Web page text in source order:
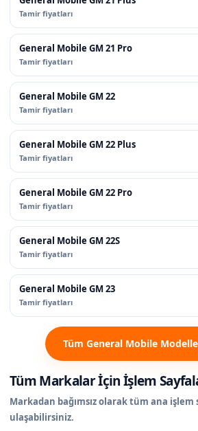
Tamir fiyatları
General Mobile GM 21 Pro
Tamir fiyatları
General Mobile GM 22
Tamir fiyatları
General Mobile GM 22 Plus
Tamir fiyatları
General Mobile GM 22 Pro
Tamir fiyatları
General Mobile GM 22S
Tamir fiyatları
General Mobile GM 23
Tamir fiyatları
Tüm General Mobile
Tüm Markalar İçin İşlem
Markadan bağımsız olarak tüm ana işlem
ulaşabilirsiniz.